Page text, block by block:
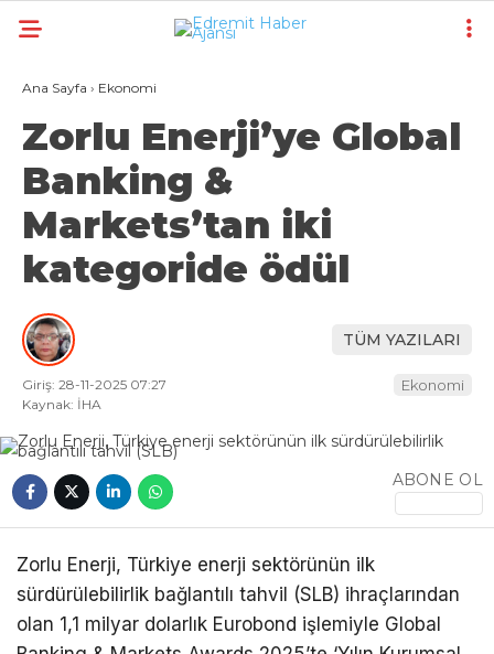
WhatsApp
İhbar Hattı
GALERİ YAZARLAR
GÜNDEM
EKONOMI
POLITIKA
DÜNYA
SPOR
MAGAZIN
SAĞLIK
TEKNOLOJI
RESMI İLANLAR
Ana Sayfa › Ekonomi
Zorlu Enerji’ye Global
Banking &
Markets’tan iki
kategoride ödül
TÜM YAZILARI
Giriş: 28-11-2025 07:27
Kaynak: İHA
Ekonomi
ABONE OL
Zorlu Enerji, Türkiye enerji sektörünün ilk
sürdürülebilirlik bağlantılı tahvil (SLB) ihraçlarından
olan 1,1 milyar dolarlık Eurobond işlemiyle Global